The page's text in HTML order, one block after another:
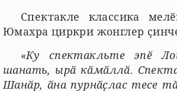
Спектакле классика
Юмахра циркри жонглер
«Ку спектакльте эпӗ
шанать, ырӑ кӑмӑллӑ.
Шанӑр, ӑна пурнӑҫлас тесе